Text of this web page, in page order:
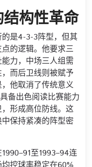
构性革命
是4-3-3阵型，但其
的逻辑。他要求三
力，中场三人组需
而后卫线则被赋予
他取消了传统意义
备出色阅读比赛能力
形成高位防线。这
保持紧凑的阵型密
至1993–94连